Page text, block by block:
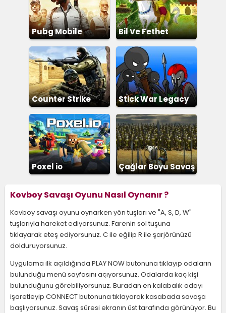
Pubg Mobile Bil Ve Fethet
Counter Strike Stick War Legacy
Poxel io
Çağlar Boyu Savaş
Kovboy Savaşı Oyunu Nasıl Oynanır ?
Kovboy savaşı oyunu oynarken yön tuşları ve "A, S, D, W"
tuşlarıyla hareket ediyorsunuz. Farenin sol tuşuna
tıklayarak eteş ediyorsunuz. C ile eğilip R ile şarjörünüzü
dolduruyorsunuz.
Uygulama ilk açıldığında PLAY NOW butonuna tıklayıp odaların
bulunduğu menü sayfasını açıyorsunuz. Odalarda kaç kişi
bulunduğunu görebiliyorsunuz. Buradan en kalabalık odayı
işaretleyip CONNECT butonuna tıklayarak kasabada savaşa
başlıyorsunuz. Savaş süresi ekranın üst tarafında görünüyor. Bu